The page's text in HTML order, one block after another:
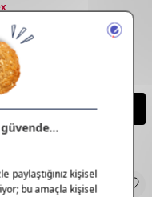
Günlük Ped Normal 20'li
TL
TL
Sepete Ekle